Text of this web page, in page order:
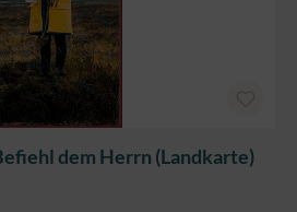
dem Herrn (Landkarte)